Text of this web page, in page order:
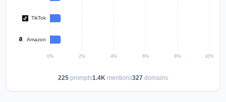
225 prompts1.4K mentions327 domains